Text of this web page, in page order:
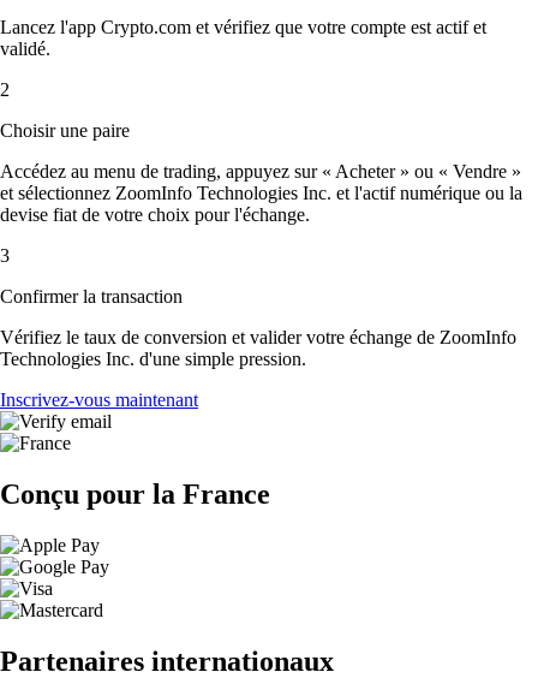
Lancez l'app Crypto.com et vérifiez que votre compte est actif et
validé.
2
Choisir une paire
Accédez au menu de trading, appuyez sur « Acheter » ou « Vendre »
et sélectionnez ZoomInfo Technologies Inc. et l'actif numérique ou la
devise fiat de votre choix pour l'échange.
3
Confirmer la transaction
Vérifiez le taux de conversion et valider votre échange de ZoomInfo
Technologies Inc. d'une simple pression.
Inscrivez-vous maintenant
Conçu pour la France
Partenaires internationaux